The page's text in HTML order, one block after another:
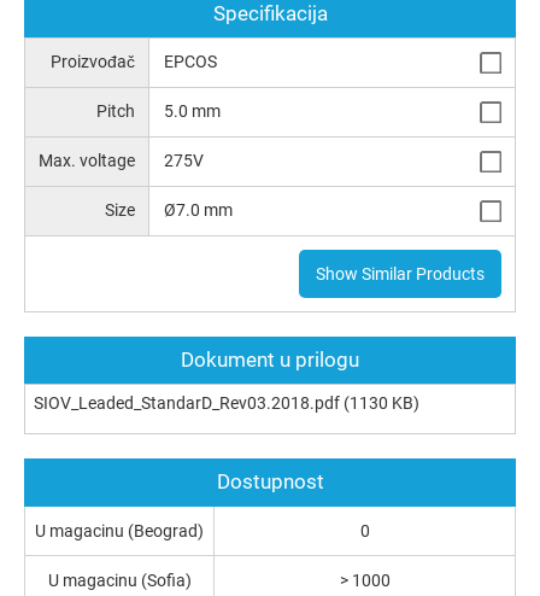
Specifikacija
Proizvođač EPCOS
Pitch 5.0 mm
Max. voltage 275V
Size Ø7.0 mm
Show Similar Products
Dokument u prilogu
SIOV_Leaded_StandarD_Rev03.2018.pdf (1130 KB)
Dostupnost
U magacinu (Beograd) 0
U magacinu (Sofia) > 1000